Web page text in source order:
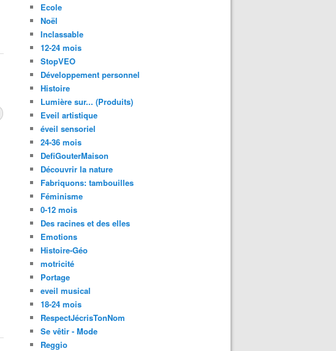
Ecole
Noël
Inclassable
12-24 mois
StopVEO
Développement personnel
Histoire
Lumière sur... (Produits)
Eveil artistique
éveil sensoriel
24-36 mois
DefiGouterMaison
Découvrir la nature
Fabriquons: tambouilles
Féminisme
0-12 mois
Des racines et des elles
Emotions
Histoire-Géo
motricité
Portage
eveil musical
18-24 mois
RespectJécrisTonNom
Se vêtir - Mode
Reggio